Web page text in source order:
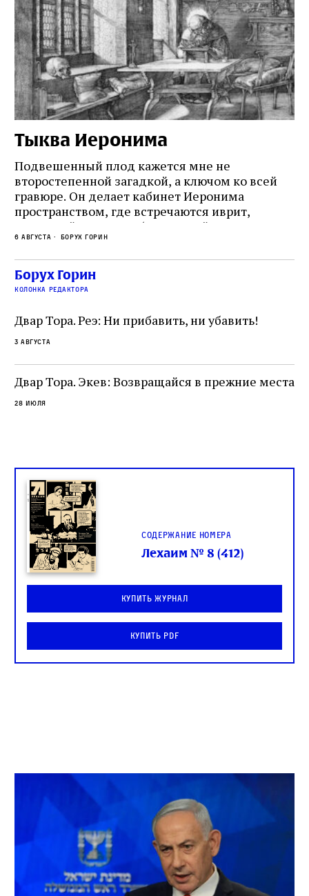
Тыква Иеронима
Подвешенный плод кажется мне не
второстепенной загадкой, а ключом ко всей
гравюре. Он делает кабинет Иеронима
пространством, где встречаются иврит,
греческий и латынь; буквальный смысл и
церковная традиция; филологическая
точность и понятность; переводчик,
убеждённый в необходимости исправления, и
читатель, воспринимающий исправление как
не просто покровитель переводчиков,
окружённый книгами. Перед нами человек,
одно решение которого вызвало возмущение
целой общины и стало частью многовекового
спора о том, кому принадлежит последнее
слово в переводе Библии
6 августа Борух Горин
Борух Горин
колонка редактора
Двар Тора. Реэ: Ни прибавить, ни убавить!
3 августа
Двар Тора. Экев: Возвращайся в прежние места
28 июля
Содержание номера
Лехаим № 8 (412)
Купить журнал
Купить PDF